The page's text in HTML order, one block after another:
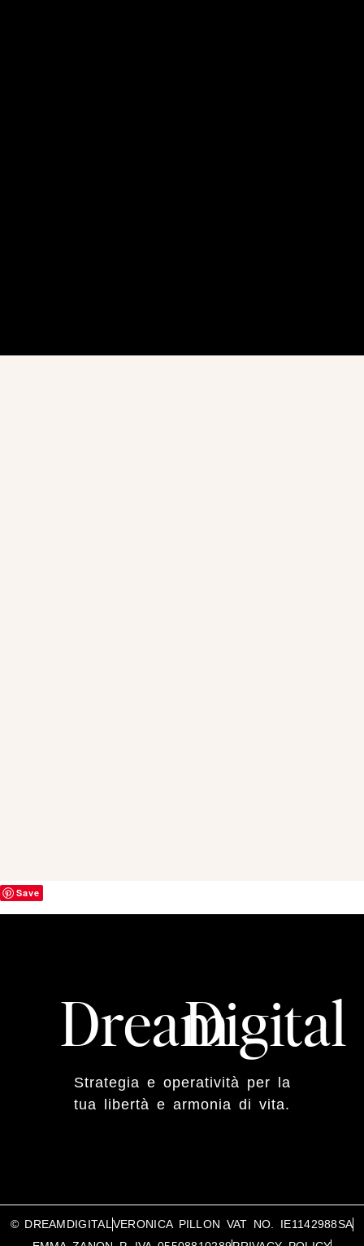
Save
DreamDigital
Strategia e operatività per la
tua libertà e armonia di vita.
© DREAMDIGITAL VERONICA PILLON VAT NO. IE1142988SA